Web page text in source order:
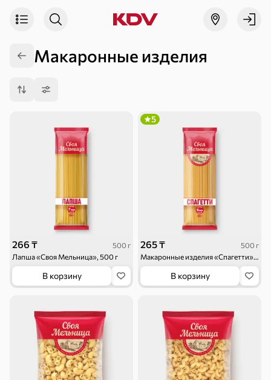
Макаронные изделия
266 ₸
500 г
Лапша «Своя Мельница», 500 г
В корзину
265 ₸
500 г
Макаронные изделия «Спагетти» «Своя Мельница», 500 г
5
В корзину